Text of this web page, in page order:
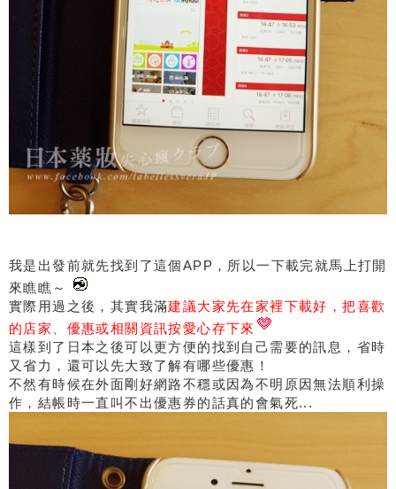
我是出發前就先找到了這個APP，所以一下載完就馬上打開
來瞧瞧～
實際用過之後，其實我滿建議大家先在家裡下載好，把喜歡
的店家、優惠或相關資訊按愛心存下來
這樣到了日本之後可以更方便的找到自己需要的訊息，省時
又省力，還可以先大致了解有哪些優惠！
不然有時候在外面剛好網路不穩或因為不明原因無法順利操
作，結帳時一直叫不出優惠券的話真的會氣死...